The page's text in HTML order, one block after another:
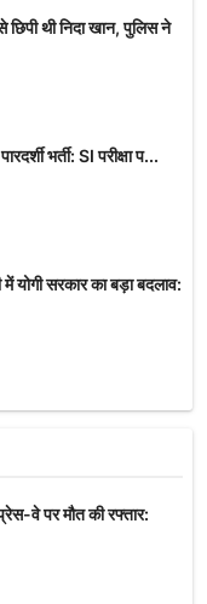
थी निदा खान, पुलिस ने
भर्ती: SI परीक्षा प...
सरकार का बड़ा बदलाव:
वे पर मौत की रफ्तार: